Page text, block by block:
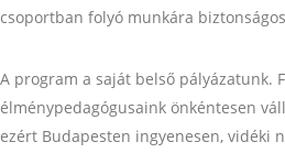
csoportban folyó munkára
A program a saját belső pályázatunk.
élménypedagógusaink önkéntesen
ezért Budapesten ingyenesen, vidéki